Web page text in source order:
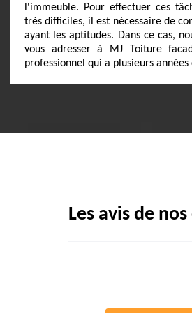
l'immeuble. Pour effectuer ces
très difficiles, il est nécessaire de
ayant les aptitudes. Dans ce cas,
vous adresser à MJ Toiture
professionnel qui a plusieurs
Les avis de